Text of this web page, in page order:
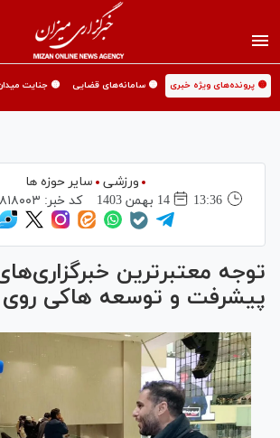
🟡 پرونده‌های ویژه خبری 🟡 سامانه‌های قضایی 🟡 جنایت
ورزشی
سایر حوزه ها
13:36
14 بهمن 1403 کد خبر:
توجه معتبرترین
پیشرفت و توسعه هاکی روی